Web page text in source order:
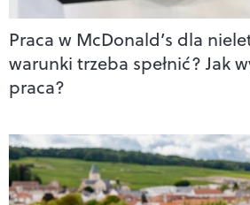
Praca w McDonald’s dla
warunki trzeba spełnić? Jak
praca?